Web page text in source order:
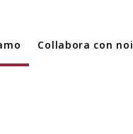
Collabora con noi